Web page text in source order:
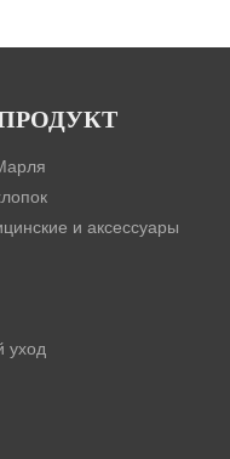
и аксессуары
уход